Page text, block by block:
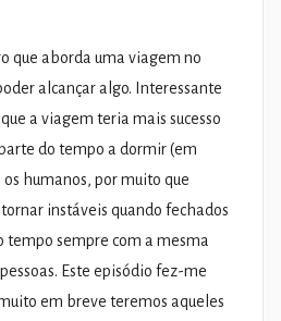
que aborda uma viagem no
alcançar algo. Interessante
a viagem teria mais sucesso
do tempo a dormir (em
humanos, por muito que
instáveis quando fechados
tempo sempre com a mesma
Este episódio fez-me
em breve teremos aqueles